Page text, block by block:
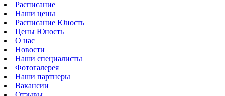
Расписание
Наши цены
Расписание Юность
Цены Юность
О нас
Новости
Наши специалисты
Фотогалерея
Наши партнеры
Вакансии